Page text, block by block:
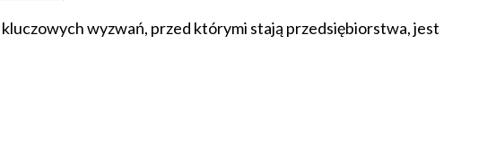
wyzwań, przed którymi stają przedsiębiorstwa, jest